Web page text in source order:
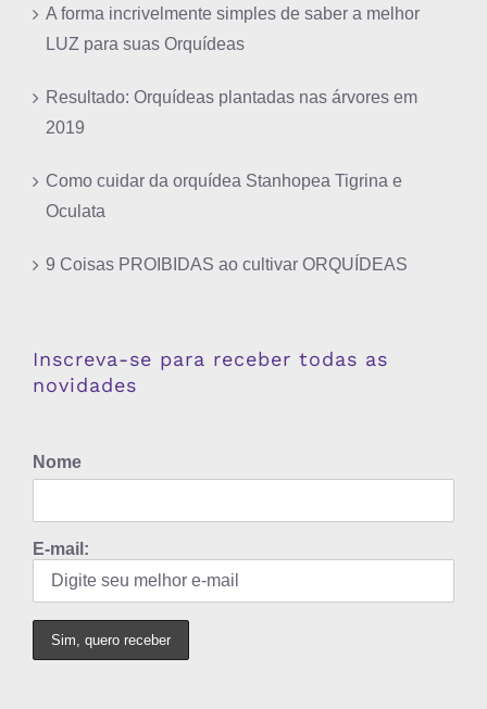
A forma incrivelmente simples de saber a melhor
LUZ para suas Orquídeas
Resultado: Orquídeas plantadas nas árvores em
2019
Como cuidar da orquídea Stanhopea Tigrina e
Oculata
9 Coisas PROIBIDAS ao cultivar ORQUÍDEAS
Inscreva-se para receber todas as
novidades
Nome
E-mail: